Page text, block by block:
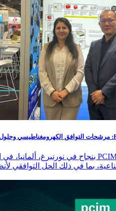
بما في ذلك الحل التوافقي